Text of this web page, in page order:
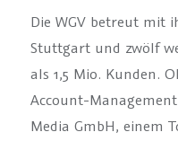
Die WGV betreut mit
Stuttgart und zwölf
als 1,5 Mio. Kunden.
Account-
Media GmbH, einem